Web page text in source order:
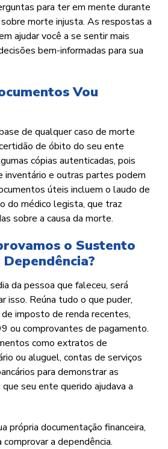
para ter em mente durante
morte injusta. As respostas a
ajudar você a se sentir mais
bem-informadas para sua
Vou
de qualquer caso de morte
de óbito do seu ente
cópias autenticadas, pois
inventário e outras partes podem
úteis incluem o laudo de
do médico legista, que traz
sobre a causa da morte.
o Sustento
da pessoa que faleceu, será
isso. Reúna tudo o que puder,
imposto de renda recentes,
ou comprovantes de pagamento.
como extratos de
ou aluguel, contas de serviços
para demonstrar as
seu ente querido ajudava a
própria documentação financeira,
a dependência.